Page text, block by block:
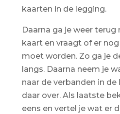
kaarten in de legging.
Daarna ga je weer terug
kaart en vraagt of er
moet worden. Zo ga je
langs. Daarna neem je
naar de verbanden in
daar over. Als laatste
eens en vertel je wat er